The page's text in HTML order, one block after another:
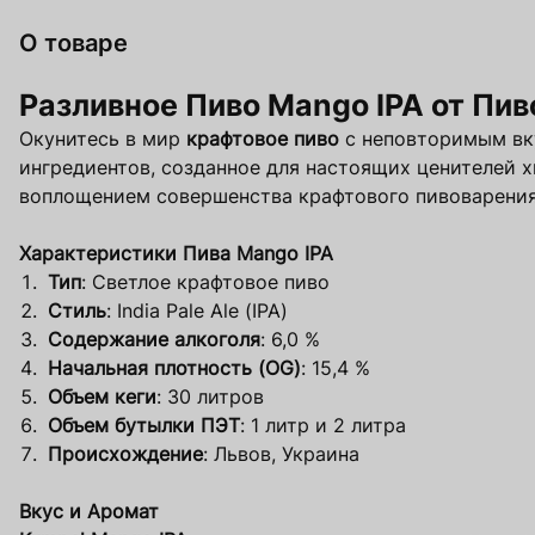
О товаре
Разливное Пиво Mango IPA от
Окунитесь в мир крафтовое пиво с неповторимым
ингредиентов, созданное для настоящих ценителей
воплощением совершенства крафтового
Характеристики Пива Mango IPA
Тип: Светлое крафтовое пиво
Стиль: India Pale Ale (IPA)
Содержание алкоголя: 6,0 %
Начальная плотность (OG): 15,4 %
Объем кеги: 30 литров
Объем бутылки ПЭТ: 1 литр и 2 литра
Происхождение: Львов, Украина
Вкус и Аромат